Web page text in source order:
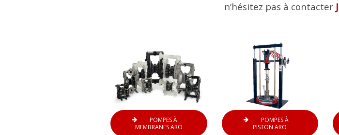
n’hésitez pas à contacter
POMPES À
MEMBRANES ARO
POMPES À
PISTON ARO